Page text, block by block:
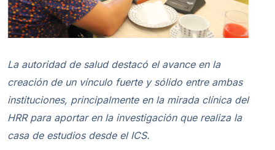
La autoridad de salud destacó el avance en la
creación de un vínculo fuerte y sólido entre ambas
instituciones, principalmente en la mirada clínica del
HRR para aportar en la investigación que realiza la
casa de estudios desde el ICS.